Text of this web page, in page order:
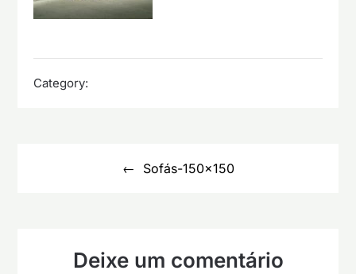
Category:
Sofás-150×150
Deixe um comentário